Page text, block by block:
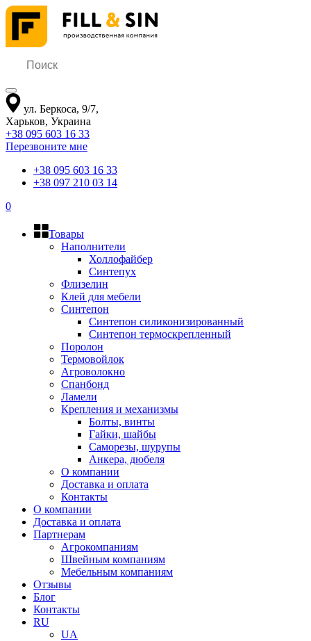
ул. Беркоса, 9/7,
Харьков, Украина
+38 095 603 16 33
Перезвоните мне
+38 095 603 16 33
+38 097 210 03 14
0
Товары
Наполнители
Холлофайбер
Синтепух
Флизелин
Клей для мебели
Синтепон
Синтепон силиконизированный
Синтепон термоскрепленный
Поролон
Термовойлок
Агроволокно
Спанбонд
Ламели
Крепления и механизмы
Болты, винты
Гайки, шайбы
Саморезы, шурупы
Анкера, дюбеля
О компании
Доставка и оплата
Контакты
О компании
Доставка и оплата
Партнерам
Агрокомпаниям
Швейным компаниям
Мебельным компаниям
Отзывы
Блог
Контакты
RU
UA